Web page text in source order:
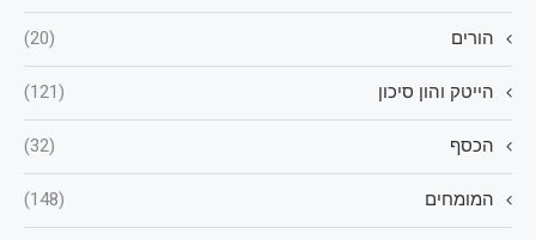
הורים (20)
הייטק והון סיכון (121)
הכסף (32)
המומחים (148)